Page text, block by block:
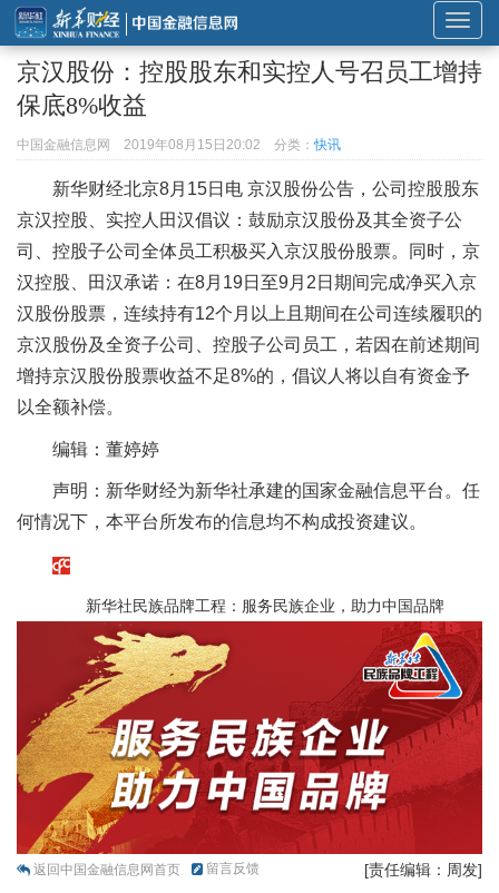
展
开
或
导
航
京汉股份：控股股东和实控人号召员工增持
保底8%收益
中国金融信息网 2019年08月15日20:02 分类：快讯
新华财经北京8月15日电 京汉股份公告，公司控股股东
京汉控股、实控人田汉倡议：鼓励京汉股份及其全资子公
司、控股子公司全体员工积极买入京汉股份股票。同时，京
汉控股、田汉承诺：在8月19日至9月2日期间完成净买入京
汉股份股票，连续持有12个月以上且期间在公司连续履职的
京汉股份及全资子公司、控股子公司员工，若因在前述期间
增持京汉股份股票收益不足8%的，倡议人将以自有资金予
以全额补偿。
编辑：董婷婷
声明：新华财经为新华社承建的国家金融信息平台。任
何情况下，本平台所发布的信息均不构成投资建议。
新华社民族品牌工程：服务民族企业，助力中国品牌
返回中国金融信息网首页 留言反馈 [责任编辑：周发]